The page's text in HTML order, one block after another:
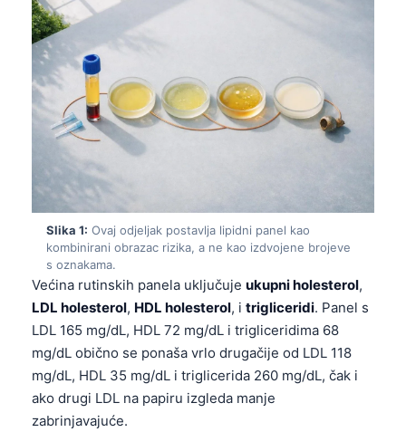
Slika 1: Ovaj odjeljak postavlja lipidni panel kao
kombinirani obrazac rizika, a ne kao izdvojene brojeve
s oznakama.
Većina rutinskih panela uključuje ukupni holesterol,
LDL holesterol, HDL holesterol, i trigliceridi. Panel s
LDL 165 mg/dL, HDL 72 mg/dL i trigliceridima 68
mg/dL obično se ponaša vrlo drugačije od LDL 118
mg/dL, HDL 35 mg/dL i triglicerida 260 mg/dL, čak i
ako drugi LDL na papiru izgleda manje
zabrinjavajuće.